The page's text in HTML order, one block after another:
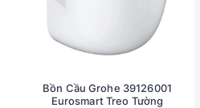
Bồn Cầu Grohe 39126001
Eurosmart Treo Tường